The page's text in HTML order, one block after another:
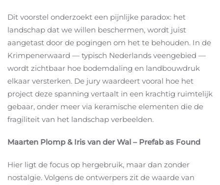
Dit voorstel onderzoekt een pijnlijke paradox: het
landschap dat we willen beschermen, wordt juist
aangetast door de pogingen om het te behouden. In de
Krimpenerwaard — typisch Nederlands veengebied —
wordt zichtbaar hoe bodemdaling en landbouwdruk
elkaar versterken. De jury waardeert vooral hoe het
project deze spanning vertaalt in een krachtig ruimtelijk
gebaar, onder meer via keramische elementen die de
fragiliteit van het landschap verbeelden.
Maarten Plomp & Iris van der Wal – Prefab as Found
Hier ligt de focus op hergebruik, maar dan zonder
nostalgie. Volgens de ontwerpers zit de waarde van